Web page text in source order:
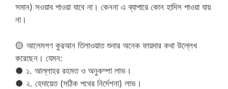
সমান) সওয়াব পাওয়া যাবে না। কেননা এ ব্যাপারে কোন হাদিস পাওয়া যায়
না।
🟡 আলেমগণ কুরআন তিলাওয়াত শুনার অনেক ফায়দার কথা উল্লেখ
করেছেন। যেমন:
● ১. আল্লাহর রহমত ও অনুকম্পা লাভ।
● ২. হেদায়েত (সঠিক পথের নির্দেশনা) লাভ।